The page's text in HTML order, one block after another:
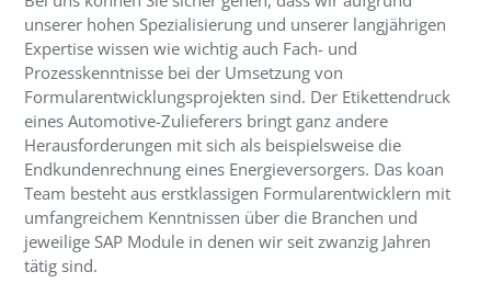
unserer hohen Spezialisierung und unserer langjährigen
Expertise wissen wie wichtig auch Fach- und
Prozesskenntnisse bei der Umsetzung von
Formularentwicklungsprojekten sind. Der Etikettendruck
eines Automotive-Zulieferers bringt ganz andere
Herausforderungen mit sich als beispielsweise die
Endkundenrechnung eines Energieversorgers. Das koan
Team besteht aus erstklassigen Formularentwicklern mit
umfangreichem Kenntnissen über die Branchen und
jeweilige SAP Module in denen wir seit zwanzig Jahren
tätig sind.